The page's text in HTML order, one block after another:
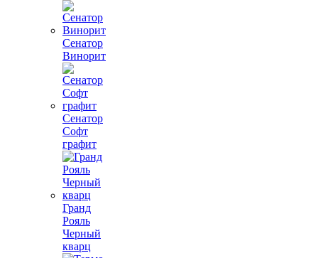
Сенатор
Винорит
Сенатор
Софт
графит
Гранд
Рояль
Черный
кварц